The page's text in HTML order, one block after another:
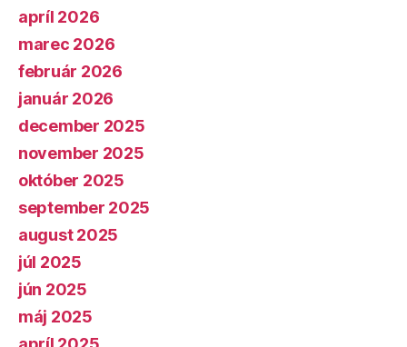
apríl 2026
marec 2026
február 2026
január 2026
december 2025
november 2025
október 2025
september 2025
august 2025
júl 2025
jún 2025
máj 2025